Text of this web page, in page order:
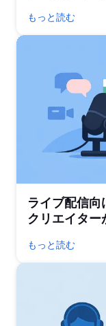
もっと読む
ライブ配信
クリエイタ
もっと読む